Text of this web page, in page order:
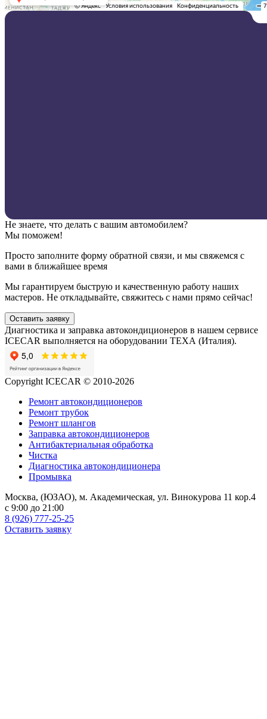
Не знаете, что делать с вашим автомобилем?
Мы поможем!
Просто заполните форму обратной связи, и мы свяжемся с
вами в ближайшее время
Мы гарантируем быструю и качественную работу наших
мастеров. Не откладывайте, свяжитесь с нами прямо сейчас!
Оставить заявку
Диагностика и заправка автокондиционеров в нашем сервисе
ICECAR выполняется на оборудовании ТЕХА (Италия).
Copyright ICECAR © 2010-2026
Ремонт автокондиционеров
Ремонт трубок
Ремонт шлангов
Заправка автокондиционеров
Антибактериальная обработка
Чистка
Диагностика автокондиционера
Промывка
Москва, (ЮЗАО), м. Академическая, ул. Винокурова 11 кор.4
c 9:00 до 21:00
8 (926) 777-25-25
Оставить заявку